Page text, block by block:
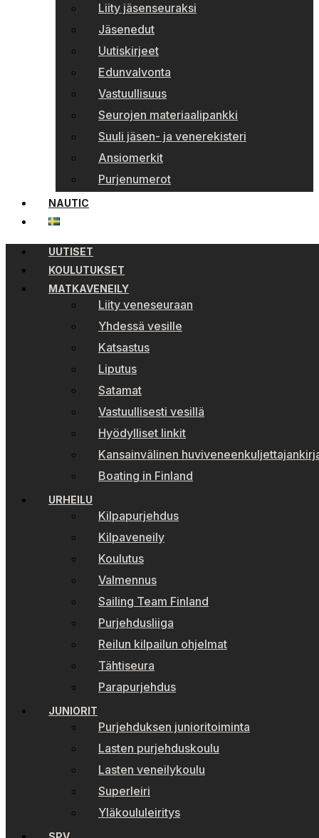
Liity jäsenseuraksi
Jäsenedut
Uutiskirjeet
Edunvalvonta
Vastuullisuus
Seurojen materiaalipankki
Suuli jäsen- ja venerekisteri
Ansiomerkit
Purjenumerot
NAUTIC
UUTISET
KOULUTUKSET
MATKAVENEILY
Liity veneseuraan
Yhdessä vesille
Katsastus
Liputus
Satamat
Vastuullisesti vesillä
Hyödylliset linkit
Kansainvälinen
Boating in Finland
URHEILU
Kilpapurjehdus
Kilpaveneily
Koulutus
Valmennus
Sailing Team Finland
Purjehdusliiga
Reilun kilpailun ohjelmat
Tähtiseura
Parapurjehdus
JUNIORIT
Purjehduksen junioritoiminta
Lasten purjehduskoulu
Lasten veneilykoulu
Superleiri
Yläkoululeiritys